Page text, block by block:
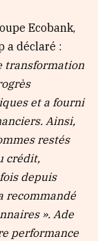
Ecobank,
a déclaré :
transformation
et a fourni
Ainsi,
restés
crédit,
depuis
recommandé
». Ade
performance